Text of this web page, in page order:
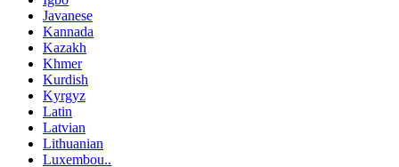
Javanese
Kannada
Kazakh
Khmer
Kurdish
Kyrgyz
Latin
Latvian
Lithuanian
Luxembou..